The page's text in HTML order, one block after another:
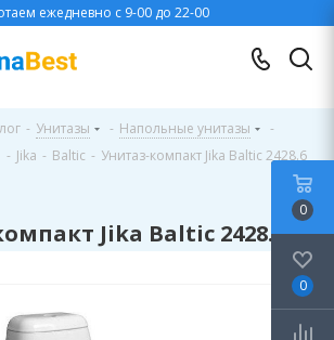
ежедневно с 9-00 до 22-00
- Унитазы - Напольные унитазы
-
- Jika - Baltic - Унитаз-компакт Jika Baltic 2428.6
Jika Baltic 2428.6
0
0